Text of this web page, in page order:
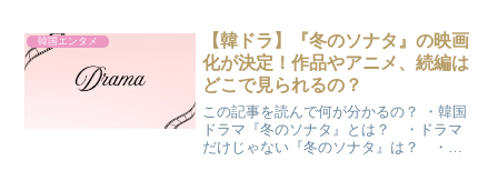
韓国エンタメ
【韓ドラ】『冬のソナタ』の映画
化が決定！作品やアニメ、続編は
どこで見られるの？
この記事を読んで何が分かるの？ ・韓国
ドラマ『冬のソナタ』とは？ ・ドラマ
だけじゃない『冬のソナタ』は？ ・出